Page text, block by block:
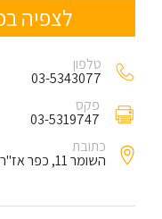
לצפיה
טלפון
03-5343077
פקס
03-5319747
כתובת
השומר 11, כפר אז"ר 55905